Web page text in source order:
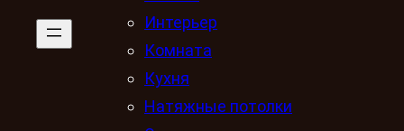
Интерьер
Комната
Кухня
Натяжные потолки